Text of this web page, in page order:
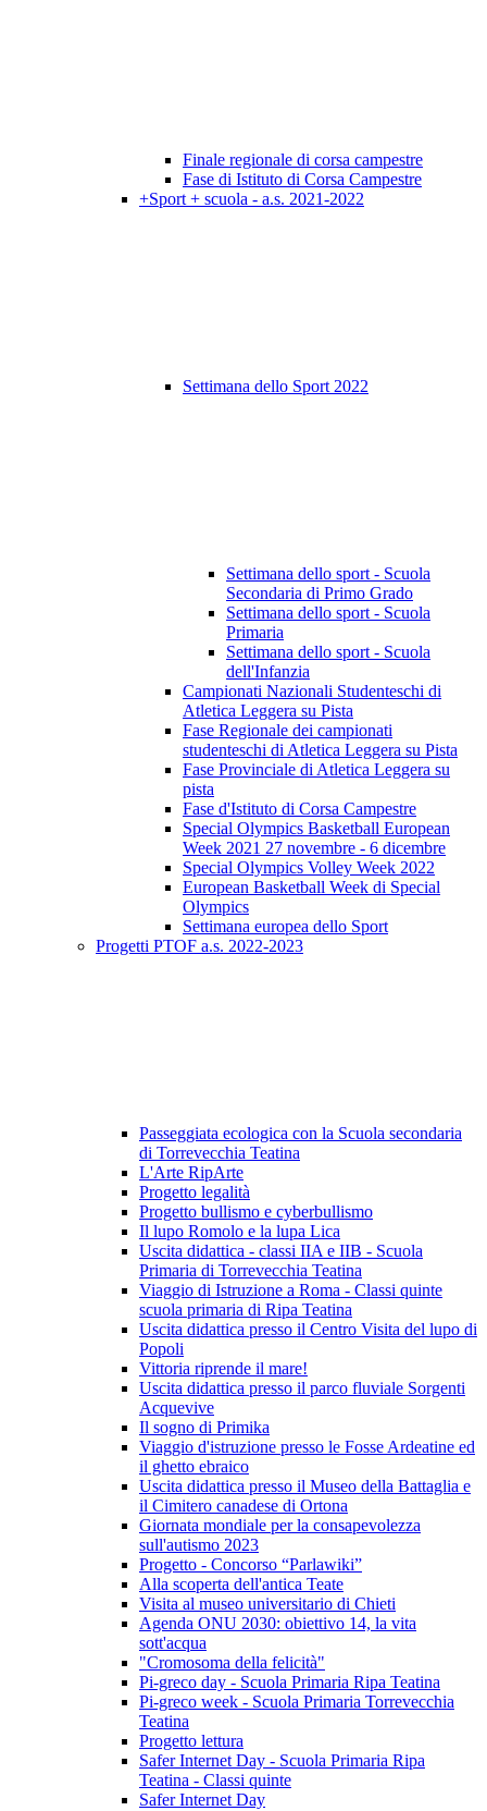
Finale regionale di corsa campestre
Fase di Istituto di Corsa Campestre
+Sport + scuola - a.s. 2021-2022
Settimana dello Sport 2022
Settimana dello sport - Scuola
Secondaria di Primo Grado
Settimana dello sport - Scuola
Primaria
Settimana dello sport - Scuola
dell'Infanzia
Campionati Nazionali Studenteschi di
Atletica Leggera su Pista
Fase Regionale dei campionati
studenteschi di Atletica Leggera su Pista
Fase Provinciale di Atletica Leggera su
pista
Fase d'Istituto di Corsa Campestre
Special Olympics Basketball European
Week 2021 27 novembre - 6 dicembre
Special Olympics Volley Week 2022
European Basketball Week di Special
Olympics
Settimana europea dello Sport
Progetti PTOF a.s. 2022-2023
Passeggiata ecologica con la Scuola secondaria
di Torrevecchia Teatina
L'Arte RipArte
Progetto legalità
Progetto bullismo e cyberbullismo
Il lupo Romolo e la lupa Lica
Uscita didattica - classi IIA e IIB - Scuola
Primaria di Torrevecchia Teatina
Viaggio di Istruzione a Roma - Classi quinte
scuola primaria di Ripa Teatina
Uscita didattica presso il Centro Visita del lupo di
Popoli
Vittoria riprende il mare!
Uscita didattica presso il parco fluviale Sorgenti
Acquevive
Il sogno di Primika
Viaggio d'istruzione presso le Fosse Ardeatine ed
il ghetto ebraico
Uscita didattica presso il Museo della Battaglia e
il Cimitero canadese di Ortona
Giornata mondiale per la consapevolezza
sull'autismo 2023
Progetto - Concorso “Parlawiki”
Alla scoperta dell'antica Teate
Visita al museo universitario di Chieti
Agenda ONU 2030: obiettivo 14, la vita
sott'acqua
"Cromosoma della felicità"
Pi-greco day - Scuola Primaria Ripa Teatina
Pi-greco week - Scuola Primaria Torrevecchia
Teatina
Progetto lettura
Safer Internet Day - Scuola Primaria Ripa
Teatina - Classi quinte
Safer Internet Day